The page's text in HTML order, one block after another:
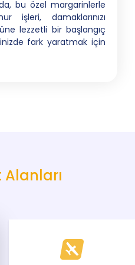
bu özel margarinlerle
işleri, damaklarınızı
lezzetli bir başlangıç
fark yaratmak için